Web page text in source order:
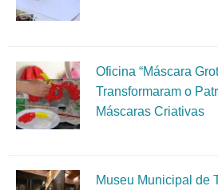
Oficina “Máscara
Transformaram o
Máscaras Criativas
Museu Municipal de